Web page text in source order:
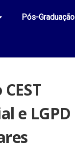
Pós-Graduação
e LGPD